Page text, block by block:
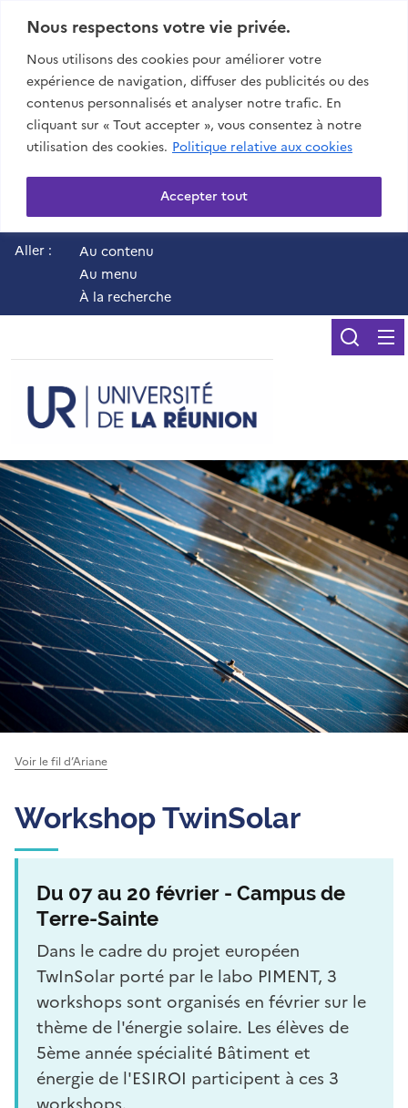
Nous respectons votre vie privée.
Nous utilisons des cookies pour améliorer votre
expérience de navigation, diffuser des publicités ou des
contenus personnalisés et analyser notre trafic. En
cliquant sur « Tout accepter », vous consentez à notre
utilisation des cookies. Politique relative aux cookies
Accepter tout
Aller :
Au contenu
Au menu
À la recherche
Voir le fil d’Ariane
Workshop TwinSolar
Du 07 au 20 février - Campus de
Terre-Sainte
Dans le cadre du projet européen
TwInSolar porté par le labo PIMENT, 3
workshops sont organisés en février sur le
thème de l'énergie solaire. Les élèves de
5ème année spécialité Bâtiment et
énergie de l'ESIROI participent à ces 3